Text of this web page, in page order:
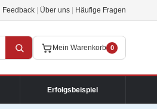
Feedback Über uns Häufige Fragen
Mein Warenkorb 0
Erfolgsbeispiel